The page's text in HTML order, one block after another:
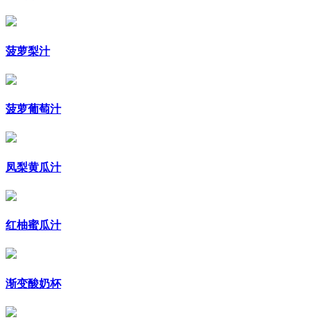
菠萝梨汁
菠萝葡萄汁
凤梨黄瓜汁
红柚蜜瓜汁
渐变酸奶杯